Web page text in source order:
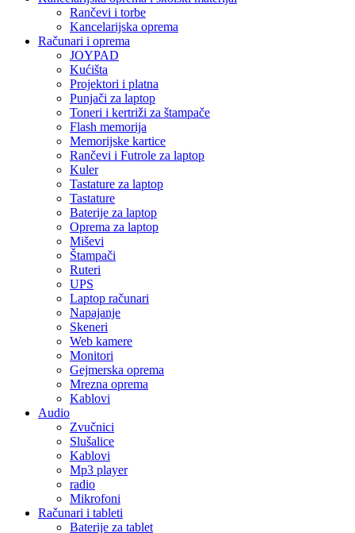
Rančevi i torbe
Kancelarijska oprema
Računari i oprema
JOYPAD
Kućišta
Projektori i platna
Punjači za laptop
Toneri i kertriži za štampače
Flash memorija
Memorijske kartice
Rančevi i Futrole za laptop
Kuler
Tastature za laptop
Tastature
Baterije za laptop
Oprema za laptop
Miševi
Štampači
Ruteri
UPS
Laptop računari
Napajanje
Skeneri
Web kamere
Monitori
Gejmerska oprema
Mrezna oprema
Kablovi
Audio
Zvučnici
Slušalice
Kablovi
Mp3 player
radio
Mikrofoni
Računari i tableti
Baterije za tablet